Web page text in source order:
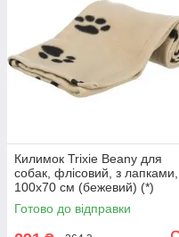
Килимок Trixie Beany для
собак, флісовий, з лапками,
100х70 см (бежевий) (*)
Готово до відправки